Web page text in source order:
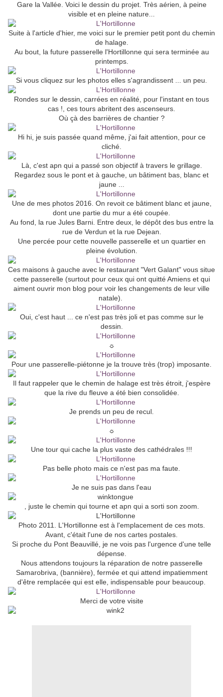
Gare la Vallée. Voici le dessin du projet. Très aérien, à peine
visible et en pleine nature...
Suite à l'article d'hier, me voici sur le premier petit pont du chemin
de halage.
Au bout, la future passerelle l'Hortillonne qui sera terminée au
printemps.
Si vous cliquez sur les photos elles s'agrandissent ... un peu.
Rondes sur le dessin, carrées en réalité, pour l'instant en tous
cas !, ces tours abritent des ascenseurs.
Où çà des barrières de chantier ?
Hi hi, je suis passée quand même, j'ai fait attention, pour ce
cliché.
Là, c'est apn qui a passé son objectif à travers le grillage.
Regardez sous le pont et à gauche, un bâtiment bas, blanc et
jaune ...
Une de mes photos 2016. On revoit ce bâtiment blanc et jaune,
dont une partie du mur a été coupée.
Au fond, la rue Jules Barni. Entre deux, le dépôt des bus entre la
rue de Verdun et la rue Dejean.
Une percée pour cette nouvelle passerelle et un quartier en
pleine évolution.
Ces maisons à gauche avec le restaurant "Vert Galant" vous situe
cette passerelle (surtout pour ceux qui ont quitté Amiens et qui
aiment ouvrir mon blog pour voir les changements de leur ville
natale).
Oui, c'est haut ... ce n'est pas très joli et pas comme sur le
dessin.
☼
Pour une passerelle-piétonne je la trouve très (trop) imposante.
Il faut rappeler que le chemin de halage est très étroit, j'espère
que la rive du fleuve a été bien consolidée.
Je prends un peu de recul.
☼
Une tour qui cache la plus vaste des cathédrales !!!
Pas belle photo mais ce n'est pas ma faute.
Je ne suis pas dans l'eau
, juste le chemin qui tourne et apn qui a sorti son zoom.
Photo 2011. L'Hortillonne est à l'emplacement de ces mots.
Avant, c'était l'une de nos cartes postales.
Si proche du Pont Beauvillé, je ne vois pas l'urgence d'une telle
dépense.
Nous attendons toujours la réparation de notre passerelle
Samarobriva, (bannière), fermée et qui attend impatiemment
d'être remplacée qui est elle, indispensable pour beaucoup.
Merci de votre visite